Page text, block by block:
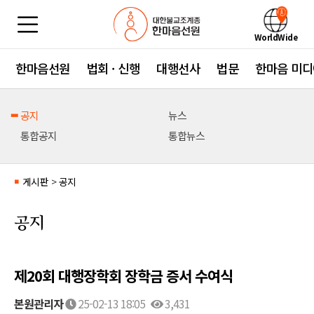
WorldWide
한마음선원 법회 · 신행 대행선사 법문 한마음 미
공지
뉴스
통합공지
통합뉴스
■ 게시판 >공지
공지
제20회 대행장학회 장학금 증서 수여식
본원관리자 25-02-13 18:05 3,431